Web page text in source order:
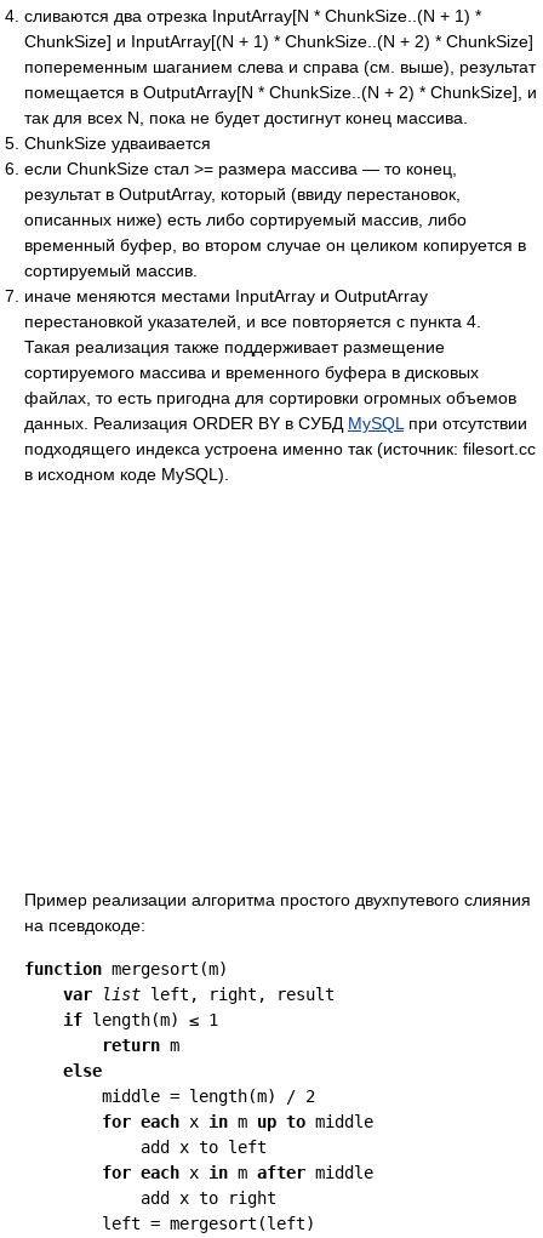
сливаются два отрезка InputArray[N * ChunkSize..(N + 1) *
ChunkSize] и InputArray[(N + 1) * ChunkSize..(N + 2) * ChunkSize]
попеременным шаганием слева и справа (см. выше), результат
помещается в OutputArray[N * ChunkSize..(N + 2) * ChunkSize], и
так для всех N, пока не будет достигнут конец массива.
ChunkSize удваивается
если ChunkSize стал >= размера массива — то конец,
результат в OutputArray, который (ввиду перестановок,
описанных ниже) есть либо сортируемый массив, либо
временный буфер, во втором случае он целиком копируется в
сортируемый массив.
иначе меняются местами InputArray и OutputArray
перестановкой указателей, и все повторяется с пункта 4.
Такая реализация также поддерживает размещение
сортируемого массива и временного буфера в дисковых
файлах, то есть пригодна для сортировки огромных объемов
данных. Реализация ORDER BY в СУБД MySQL при отсутствии
подходящего индекса устроена именно так (источник: filesort.cc
в исходном коде MySQL).
Пример реализации алгоритма простого двухпутевого слияния
на псевдокоде:
function mergesort(m)
var
list left, right, result
if length(m) ≤ 1
return m
else
        middle = length(m) / 2
for each x in m up to middle
            add x to left
for each x in m after middle
            add x to right
        left = mergesort(left)